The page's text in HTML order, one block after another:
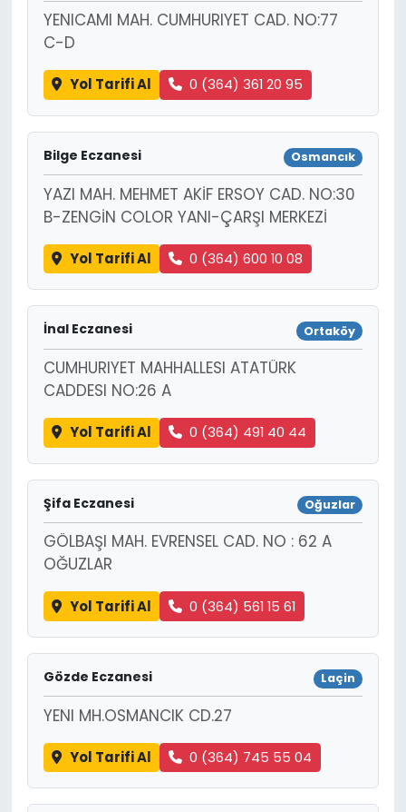
YENICAMI MAH. CUMHURIYET CAD. NO:77
C-D
Yol Tarifi Al 0 (364) 361 20 95
Bilge Eczanesi Osmancık
YAZI MAH. MEHMET AKİF ERSOY CAD. NO:30
B-ZENGİN COLOR YANI-ÇARŞI MERKEZİ
Yol Tarifi Al 0 (364) 600 10 08
İnal Eczanesi Ortaköy
CUMHURIYET MAHHALLESI ATATÜRK
CADDESI NO:26 A
Yol Tarifi Al 0 (364) 491 40 44
Şifa Eczanesi Oğuzlar
GÖLBAŞI MAH. EVRENSEL CAD. NO : 62 A
OĞUZLAR
Yol Tarifi Al 0 (364) 561 15 61
Gözde Eczanesi Laçin
YENI MH.OSMANCIK CD.27
Yol Tarifi Al 0 (364) 745 55 04